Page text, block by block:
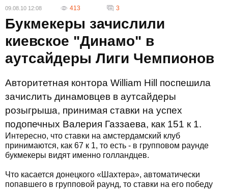
09.08.10 12:08 413 3
Букмекеры зачислили
киевское "Динамо" в
аутсайдеры Лиги Чемпионов
Авторитетная контора William Hill поспешила
зачислить динамовцев в аутсайдеры
розыгрыша, принимая ставки на успех
подопечных Валерия Газзаева, как 151 к 1.
Интересно, что ставки на амстердамский клуб
принимаются, как 67 к 1, то есть - в групповом раунде
букмекеры видят именно голландцев.
Что касается донецкого «Шахтера», автоматически
попавшего в групповой раунд, то ставки на его победу